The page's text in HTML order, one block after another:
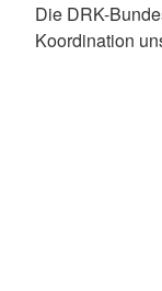
Die DRK-
Koordination